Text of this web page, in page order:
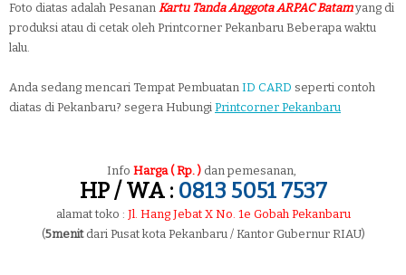
Foto diatas adalah Pesanan Kartu Tanda Anggota ARPAC Batamyang di
produksi atau di cetak oleh Printcorner Pekanbaru Beberapa waktu
lalu.
Anda sedang mencari Tempat Pembuatan ID CARD seperti contoh
diatas di Pekanbaru? segera Hubungi Printcorner Pekanbaru
Info Harga ( Rp. ) dan pemesanan,
HP / WA : 0813 5051 7537
alamat toko : Jl. Hang Jebat X No. 1e Gobah Pekanbaru
(5menitdari Pusat kota Pekanbaru / Kantor Gubernur RIAU)